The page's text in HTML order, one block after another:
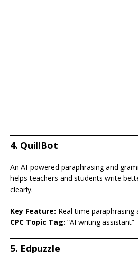
4. QuillBot
An AI-powered paraphrasing and
helps teachers and students write
clearly.
Key Feature: Real-time
CPC Topic Tag: “AI writing assistant”
5. Edpuzzle